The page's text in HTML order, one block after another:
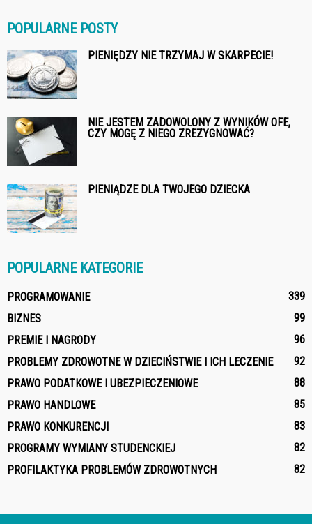
POPULARNE POSTY
PIENIĘDZY NIE TRZYMAJ W SKARPECIE!
NIE JESTEM ZADOWOLONY Z WYNIKÓW OFE,
CZY MOGĘ Z NIEGO ZREZYGNOWAĆ?
PIENIĄDZE DLA TWOJEGO DZIECKA
POPULARNE KATEGORIE
PROGRAMOWANIE
339
BIZNES
99
PREMIE I NAGRODY
96
PROBLEMY ZDROWOTNE W DZIECIŃSTWIE I ICH LECZENIE
92
PRAWO PODATKOWE I UBEZPIECZENIOWE
88
PRAWO HANDLOWE
85
PRAWO KONKURENCJI
83
PROGRAMY WYMIANY STUDENCKIEJ
82
PROFILAKTYKA PROBLEMÓW ZDROWOTNYCH
82